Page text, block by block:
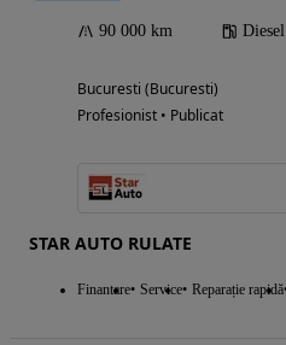
90 000 km Diesel
Bucuresti (Bucuresti)
Profesionist • Publicat
STAR AUTO RULATE
Finantare Service Reparație rapidă